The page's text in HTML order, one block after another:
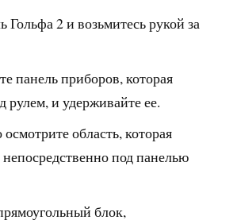
Гольфа 2 и возьмитесь рукой за
панель приборов, которая
рулем, и удерживайте ее.
область, которая
под панелью
блок,